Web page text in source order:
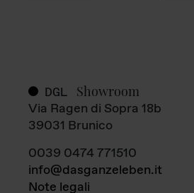
DGL Showroom
Via Ragen di Sopra 18b
39031 Brunico
0039 0474 771510
info@dasganzeleben.it
Note legali